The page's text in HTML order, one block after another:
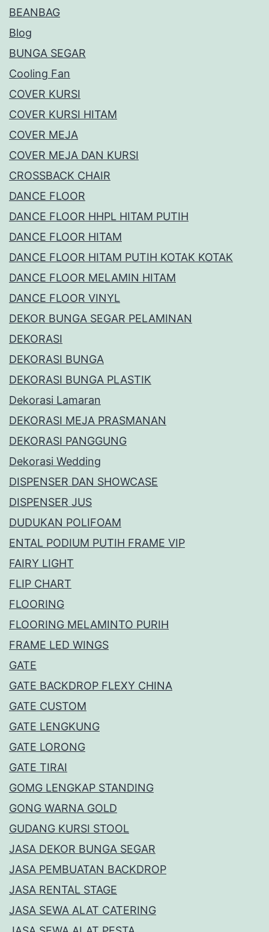
BEANBAG
Blog
BUNGA SEGAR
Cooling Fan
COVER KURSI
COVER KURSI HITAM
COVER MEJA
COVER MEJA DAN KURSI
CROSSBACK CHAIR
DANCE FLOOR
DANCE FLOOR HHPL HITAM PUTIH
DANCE FLOOR HITAM
DANCE FLOOR HITAM PUTIH KOTAK KOTAK
DANCE FLOOR MELAMIN HITAM
DANCE FLOOR VINYL
DEKOR BUNGA SEGAR PELAMINAN
DEKORASI
DEKORASI BUNGA
DEKORASI BUNGA PLASTIK
Dekorasi Lamaran
DEKORASI MEJA PRASMANAN
DEKORASI PANGGUNG
Dekorasi Wedding
DISPENSER DAN SHOWCASE
DISPENSER JUS
DUDUKAN POLIFOAM
ENTAL PODIUM PUTIH FRAME VIP
FAIRY LIGHT
FLIP CHART
FLOORING
FLOORING MELAMINTO PURIH
FRAME LED WINGS
GATE
GATE BACKDROP FLEXY CHINA
GATE CUSTOM
GATE LENGKUNG
GATE LORONG
GATE TIRAI
GOMG LENGKAP STANDING
GONG WARNA GOLD
GUDANG KURSI STOOL
JASA DEKOR BUNGA SEGAR
JASA PEMBUATAN BACKDROP
JASA RENTAL STAGE
JASA SEWA ALAT CATERING